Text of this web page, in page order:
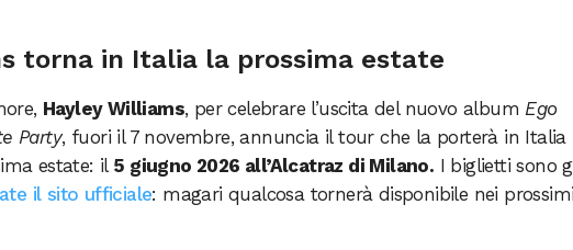
torna in Italia la prossima estate
Hayley Williams, per celebrare l’uscita del nuovo album Ego
Party, fuori il 7 novembre, annuncia il tour che la porterà in Italia
estate: il 5 giugno 2026 all’Alcatraz di Milano. I biglietti sono
il sito ufficiale: magari qualcosa tornerà disponibile nei